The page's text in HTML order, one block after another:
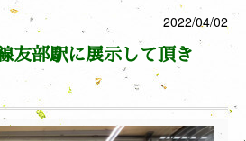
2022/04/02
友部駅に展示して頂き